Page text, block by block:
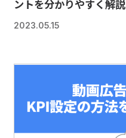
ントを分かりやすく解説
2023.05.15